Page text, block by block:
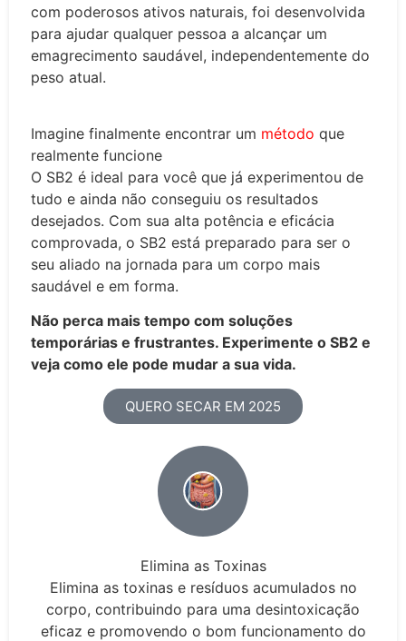
com poderosos ativos naturais, foi desenvolvida
para ajudar qualquer pessoa a alcançar um
emagrecimento saudável, independentemente do
peso atual.
Imagine finalmente encontrar um método que
realmente funcione
O SB2 é ideal para você que já experimentou de
tudo e ainda não conseguiu os resultados
desejados. Com sua alta potência e eficácia
comprovada, o SB2 está preparado para ser o
seu aliado na jornada para um corpo mais
saudável e em forma.
Não perca mais tempo com soluções
temporárias e frustrantes. Experimente o SB2 e
veja como ele pode mudar a sua vida.
QUERO SECAR EM 2025
Elimina as Toxinas
Elimina as toxinas e resíduos acumulados no
corpo, contribuindo para uma desintoxicação
eficaz e promovendo o bom funcionamento do